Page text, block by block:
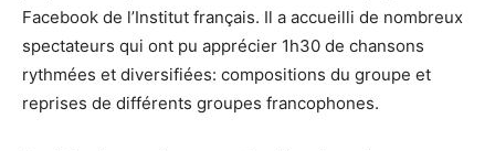
Facebook de l’Institut français. Il a accueilli de nombreux
spectateurs qui ont pu apprécier 1h30 de chansons
rythmées et diversifiées: compositions du groupe et
reprises de différents groupes francophones.